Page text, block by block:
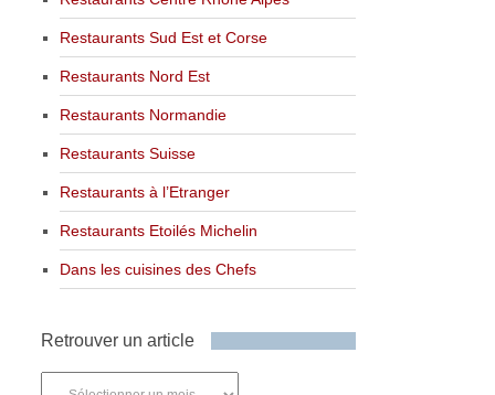
Restaurants Sud Est et Corse
Restaurants Nord Est
Restaurants Normandie
Restaurants Suisse
Restaurants à l’Etranger
Restaurants Etoilés Michelin
Dans les cuisines des Chefs
Retrouver un article